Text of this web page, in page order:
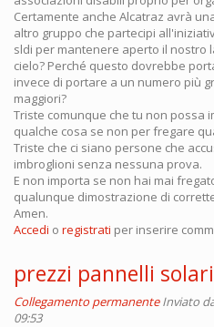
Certamente anche Alcatraz avrà
altro gruppo che partecipi
sldi per mantenere aperto il nostro
cielo? Perché questo dovrebbe
invece di portare a un numero più
maggiori?
Triste comunque che tu non possa
qualche cosa se non per fregare
Triste che ci siano persone che
imbroglioni senza nessuna prova.
E non importa se non hai mai
qualunque dimostrazione di
Amen.
Accedi o registrati per inserire
prezzi pannelli solari
Collegamento permanente Inviato
09:53